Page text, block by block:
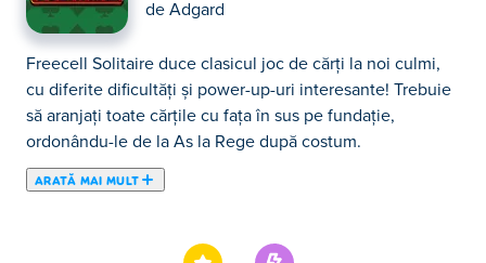
de Adgard
Freecell Solitaire duce clasicul joc de cărți la noi culmi,
cu diferite dificultăți și power-up-uri interesante! Trebuie
să aranjați toate cărțile cu fața în sus pe fundație,
ordonându-le de la As la Rege după costum.
ARATĂ MAI MULT
să aranjați toate cărțile cu fața în sus pe fundație,